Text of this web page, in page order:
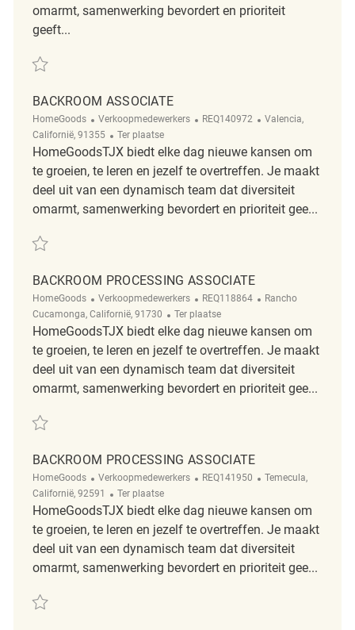
omarmt, samenwerking bevordert en prioriteit
geeft...
Redden Backroom Associate REQ135785
BACKROOM ASSOCIATE
HomeGoods Categorie
Verkoopmedewerkers ReqId
REQ140972 Plaats
Valencia,
Californië, 91355
Afgelegen
Ter plaatse
HomeGoodsTJX biedt elke dag nieuwe kansen om
te groeien, te leren en jezelf te overtreffen. Je maakt
deel uit van een dynamisch team dat diversiteit
omarmt, samenwerking bevordert en prioriteit gee...
Redden backroom associate REQ140972
BACKROOM PROCESSING ASSOCIATE
HomeGoods Categorie
Verkoopmedewerkers ReqId
REQ118864 Plaats
Rancho
Cucamonga, Californië, 91730
Afgelegen
Ter plaatse
HomeGoodsTJX biedt elke dag nieuwe kansen om
te groeien, te leren en jezelf te overtreffen. Je maakt
deel uit van een dynamisch team dat diversiteit
omarmt, samenwerking bevordert en prioriteit gee...
Redden Backroom Processing Associate REQ118864
BACKROOM PROCESSING ASSOCIATE
HomeGoods Categorie
Verkoopmedewerkers ReqId
REQ141950 Plaats
Temecula,
Californië, 92591
Afgelegen
Ter plaatse
HomeGoodsTJX biedt elke dag nieuwe kansen om
te groeien, te leren en jezelf te overtreffen. Je maakt
deel uit van een dynamisch team dat diversiteit
omarmt, samenwerking bevordert en prioriteit gee...
Redden Backroom Processing Associate REQ141950